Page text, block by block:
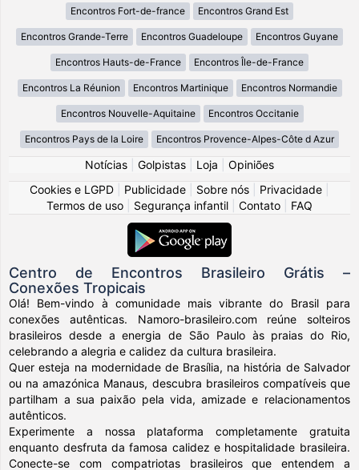
Encontros Fort-de-france Encontros Grand Est
Encontros Grande-Terre Encontros Guadeloupe Encontros Guyane
Encontros Hauts-de-France Encontros Île-de-France
Encontros La Réunion Encontros Martinique Encontros Normandie
Encontros Nouvelle-Aquitaine Encontros Occitanie
Encontros Pays de la Loire Encontros Provence-Alpes-Côte d Azur
Notícias Golpistas Loja
Opiniões
Cookies e LGPD
Publicidade Sobre nós Privacidade
Termos de uso
Segurança infantil Contato FAQ
Centro de Encontros Brasileiro Grátis –
Conexões Tropicais
Olá! Bem-vindo à comunidade mais vibrante do Brasil para
conexões autênticas. Namoro-brasileiro.com reúne solteiros
brasileiros desde a energia de São Paulo às praias do Rio,
celebrando a alegria e calidez da cultura brasileira.
Quer esteja na modernidade de Brasília, na história de Salvador
ou na amazónica Manaus, descubra brasileiros compatíveis que
partilham a sua paixão pela vida, amizade e relacionamentos
autênticos.
Experimente a nossa plataforma completamente gratuita
enquanto desfruta da famosa calidez e hospitalidade brasileira.
Conecte-se com compatriotas brasileiros que entendem a